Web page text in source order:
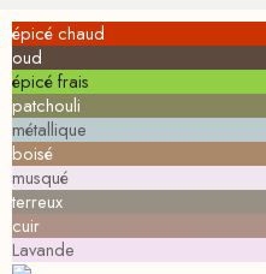
épicé chaud
oud
épicé frais
patchouli
métallique
boisé
musqué
terreux
cuir
Lavande